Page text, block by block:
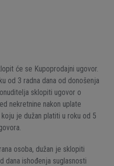
će se Kupoprodajni ugovor.
od 3 radna dana od donošenja
sklopiti ugovor o
nekretnine nakon uplate
je dužan platiti u roku od 5
osoba, dužan je sklopiti
dana ishođenja suglasnosti